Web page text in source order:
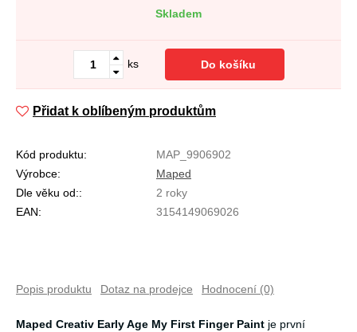
Skladem
ks Do košíku
Přidat k oblíbeným produktům
Kód produktu:
MAP_9906902
Výrobce:
Maped
Dle věku od::
2 roky
EAN:
3154149069026
Popis produktu Dotaz na prodejce Hodnocení (0)
Maped Creativ Early Age My First Finger Paint je první